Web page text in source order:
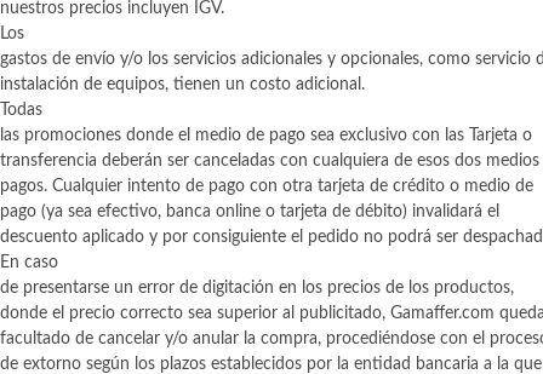
nuestros precios incluyen IGV.
Los
gastos de envío y/o los servicios adicionales y opcionales, como servicio
instalación de equipos, tienen un costo adicional.
Todas
las promociones donde el medio de pago sea exclusivo con las Tarjeta o
transferencia deberán ser canceladas con cualquiera de esos dos medios
pagos. Cualquier intento de pago con otra tarjeta de crédito o medio de
pago (ya sea efectivo, banca online o tarjeta de débito) invalidará el
descuento aplicado y por consiguiente el pedido no podrá ser
En caso
de presentarse un error de digitación en los precios de los productos,
donde el precio correcto sea superior al publicitado, Gamaffer.com
facultado de cancelar y/o anular la compra, procediéndose con el
de extorno según los plazos establecidos por la entidad bancaria a la que